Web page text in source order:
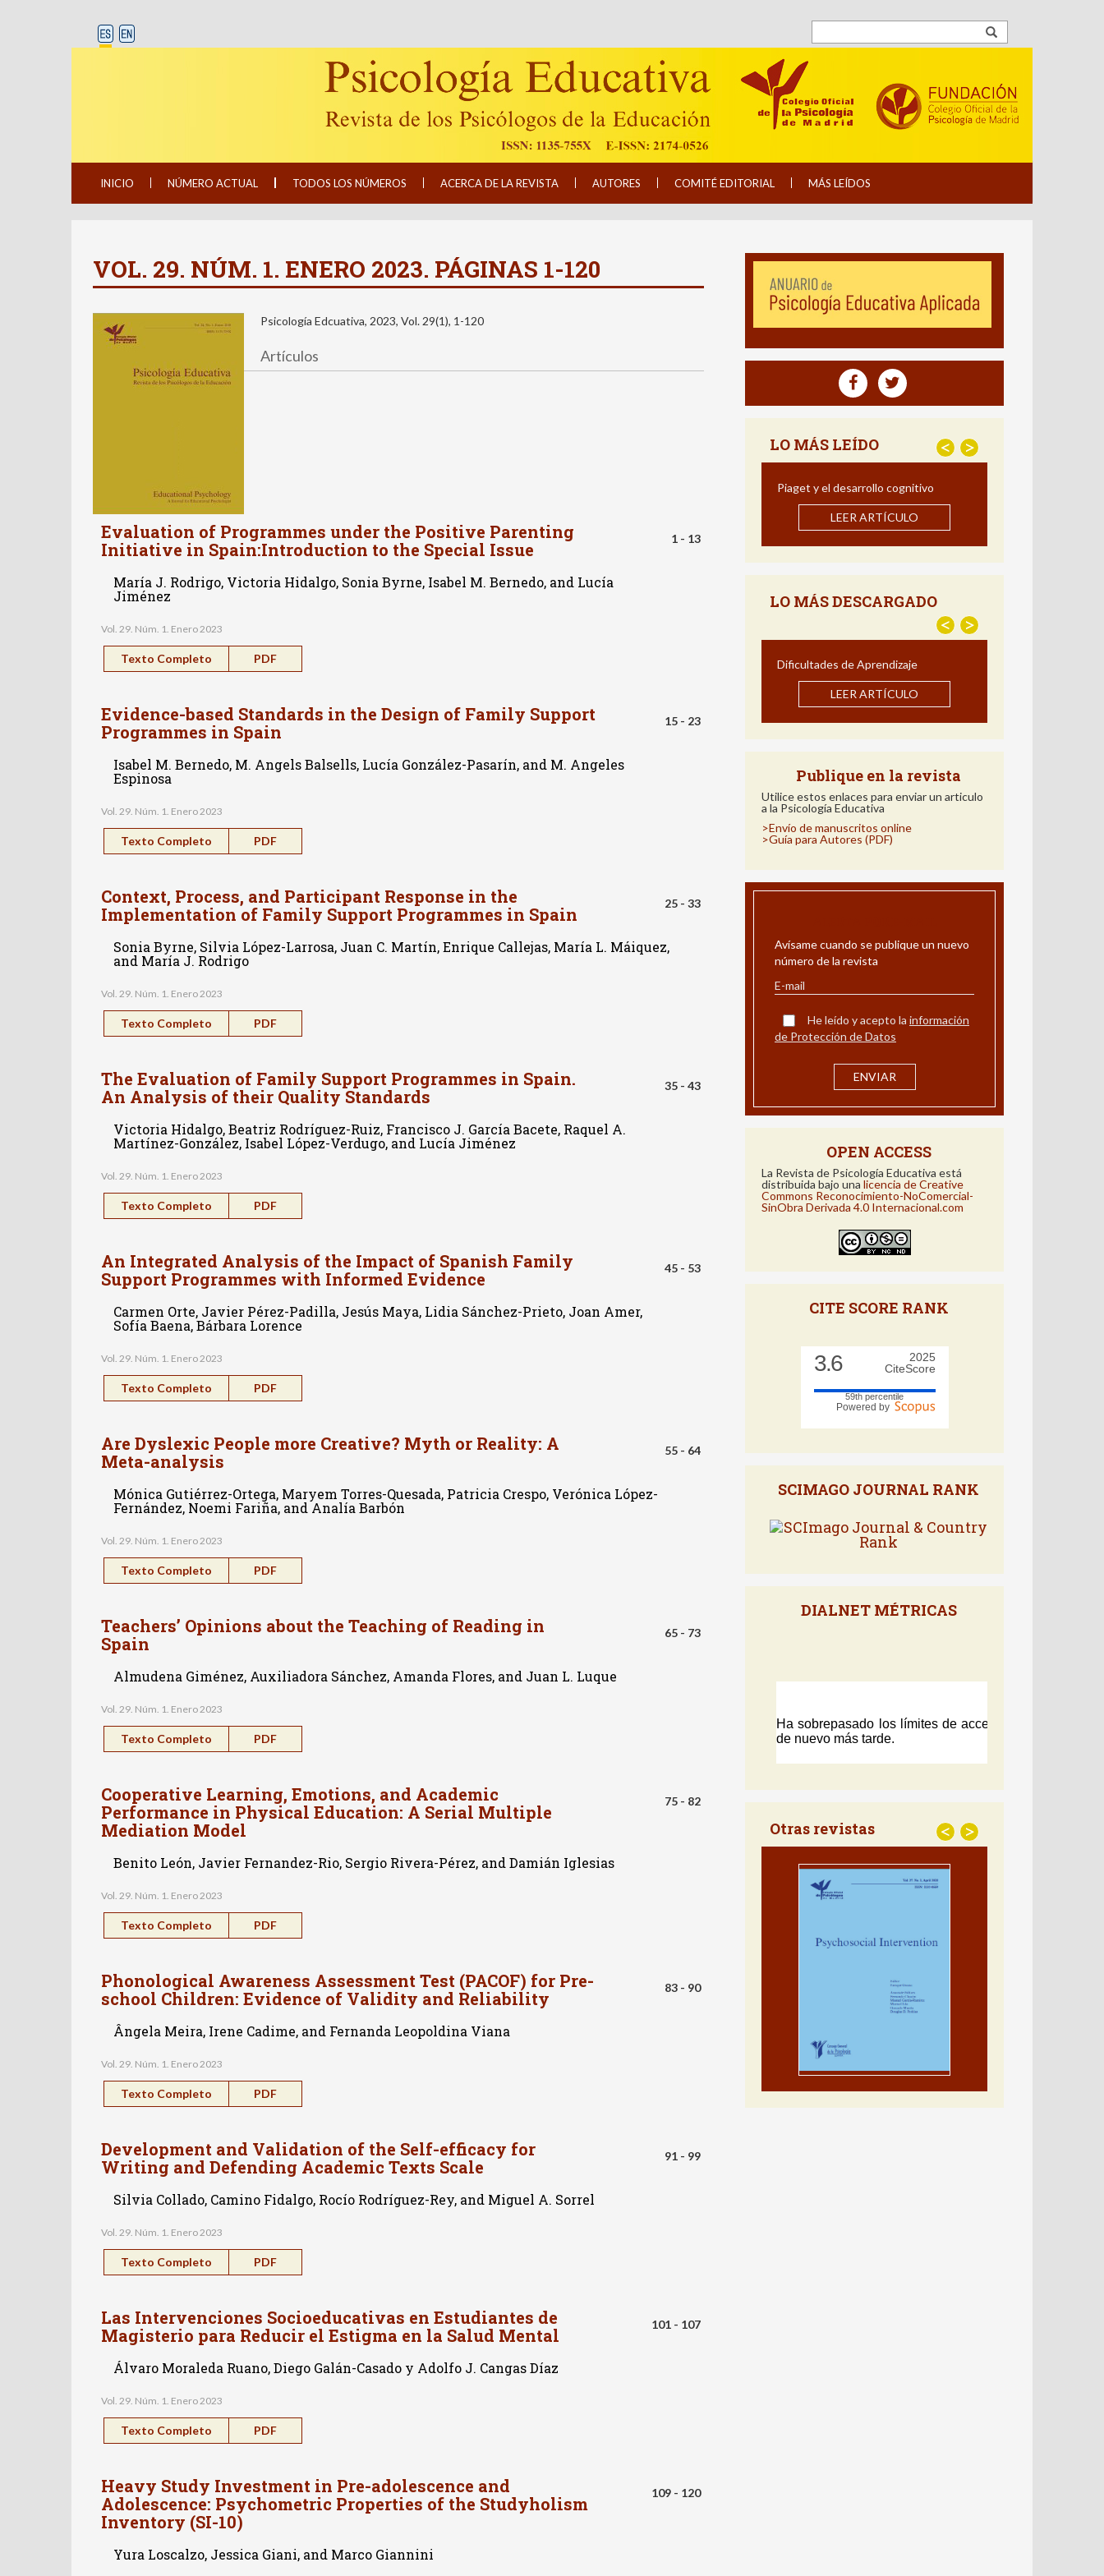
INICIO NÚMERO ACTUAL TODOS LOS NÚMEROS ACERCA DE LA REVISTA AUTORES COMITÉ EDITORIAL MÁS LEÍDOS
VOL. 29. NÚM. 1. ENERO 2023. PÁGINAS 1-120
Psicología Edcuativa, 2023, Vol. 29(1), 1-120
Artículos
Evaluation of Programmes under the Positive Parenting
Initiative in Spain:Introduction to the Special Issue
1 - 13
María J. Rodrigo, Victoria Hidalgo, Sonia Byrne, Isabel M. Bernedo, and Lucía
Jiménez
Vol. 29. Núm. 1. Enero 2023
Texto Completo PDF
Evidence-based Standards in the Design of Family Support
Programmes in Spain
15 - 23
Isabel M. Bernedo, M. Angels Balsells, Lucía González-Pasarín, and M. Angeles
Espinosa
Vol. 29. Núm. 1. Enero 2023
Texto Completo PDF
Context, Process, and Participant Response in the
Implementation of Family Support Programmes in Spain
25 - 33
Sonia Byrne, Silvia López-Larrosa, Juan C. Martín, Enrique Callejas, María L. Máiquez,
and María J. Rodrigo
Vol. 29. Núm. 1. Enero 2023
Texto Completo PDF
The Evaluation of Family Support Programmes in Spain.
An Analysis of their Quality Standards
35 - 43
Victoria Hidalgo, Beatriz Rodríguez-Ruiz, Francisco J. García Bacete, Raquel A.
Martínez-González, Isabel López-Verdugo, and Lucía Jiménez
Vol. 29. Núm. 1. Enero 2023
Texto Completo PDF
An Integrated Analysis of the Impact of Spanish Family
Support Programmes with Informed Evidence
45 - 53
Carmen Orte, Javier Pérez-Padilla, Jesús Maya, Lidia Sánchez-Prieto, Joan Amer,
Sofía Baena, Bárbara Lorence
Vol. 29. Núm. 1. Enero 2023
Texto Completo PDF
Are Dyslexic People more Creative? Myth or Reality: A
Meta-analysis
55 - 64
Mónica Gutiérrez-Ortega, Maryem Torres-Quesada, Patricia Crespo, Verónica López-
Fernández, Noemi Fariña, and Analía Barbón
Vol. 29. Núm. 1. Enero 2023
Texto Completo PDF
Teachers’ Opinions about the Teaching of Reading in
Spain
65 - 73
Almudena Giménez, Auxiliadora Sánchez, Amanda Flores, and Juan L. Luque
Vol. 29. Núm. 1. Enero 2023
Texto Completo PDF
Cooperative Learning, Emotions, and Academic
Performance in Physical Education: A Serial Multiple
Mediation Model
75 - 82
Benito León, Javier Fernandez-Rio, Sergio Rivera-Pérez, and Damián Iglesias
Vol. 29. Núm. 1. Enero 2023
Texto Completo PDF
Phonological Awareness Assessment Test (PACOF) for Pre-
school Children: Evidence of Validity and Reliability
83 - 90
Ângela Meira, Irene Cadime, and Fernanda Leopoldina Viana
Vol. 29. Núm. 1. Enero 2023
Texto Completo PDF
Development and Validation of the Self-efficacy for
Writing and Defending Academic Texts Scale
91 - 99
Silvia Collado, Camino Fidalgo, Rocío Rodríguez-Rey, and Miguel A. Sorrel
Vol. 29. Núm. 1. Enero 2023
Texto Completo PDF
Las Intervenciones Socioeducativas en Estudiantes de
Magisterio para Reducir el Estigma en la Salud Mental
101 - 107
Álvaro Moraleda Ruano, Diego Galán-Casado y Adolfo J. Cangas Díaz
Vol. 29. Núm. 1. Enero 2023
Texto Completo PDF
Heavy Study Investment in Pre-adolescence and
Adolescence: Psychometric Properties of the Studyholism
Inventory (SI-10)
109 - 120
Yura Loscalzo, Jessica Giani, and Marco Giannini
LO MÁS LEÍDO < >
Piaget y el desarrollo cognitivo
LEER ARTÍCULO
LO MÁS DESCARGADO
< >
Dificultades de Aprendizaje
LEER ARTÍCULO
Publique en la revista
Utilice estos enlaces para enviar un articulo
a la Psicología Educativa
>Envío de manuscritos online
>Guía para Autores (PDF)
Avísame cuando se publique un nuevo
número de la revista
He leído y acepto la información
de Protección de Datos
OPEN ACCESS
La Revista de Psicología Educativa está
distribuida bajo una licencia de Creative
Commons Reconocimiento-NoComercial-
SinObra Derivada 4.0 Internacional.com
CITE SCORE RANK
3.6
2025
CiteScore
59th percentile
Powered by
SCIMAGO JOURNAL RANK
DIALNET MÉTRICAS
Otras revistas < >